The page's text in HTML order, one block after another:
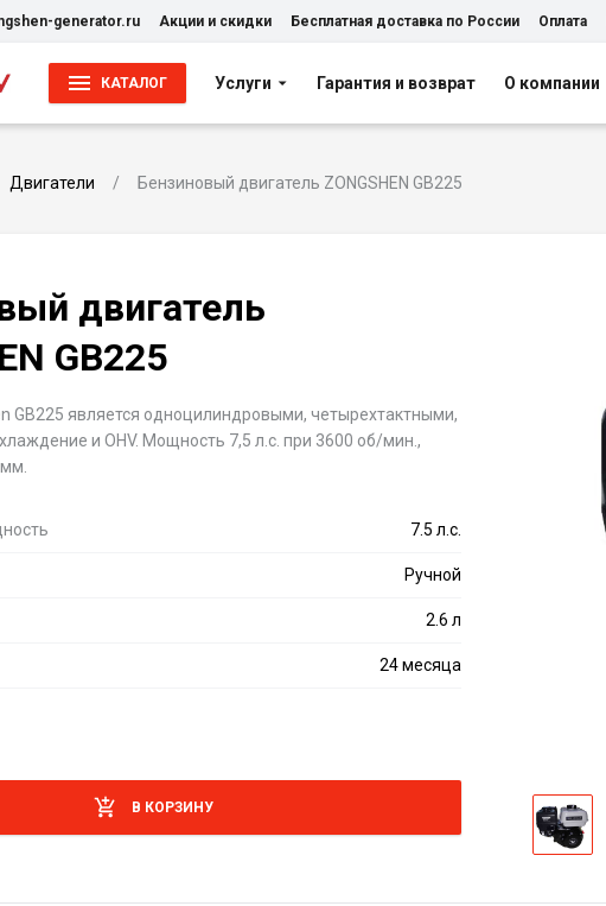
generator.ru Акции и скидки Бесплатная доставка по России Оплата
КАТАЛОГ Услуги Гарантия и возврат О компании
Двигатели Бензиновый двигатель ZONGSHEN GB225
двигатель
GB225
GB225 является одноцилиндровыми, четырехтактными,
и OHV. Мощность 7,5 л.с. при 3600 об/мин.,
7.5 л.с.
Ручной
2.6 л
24 месяца
В КОРЗИНУ